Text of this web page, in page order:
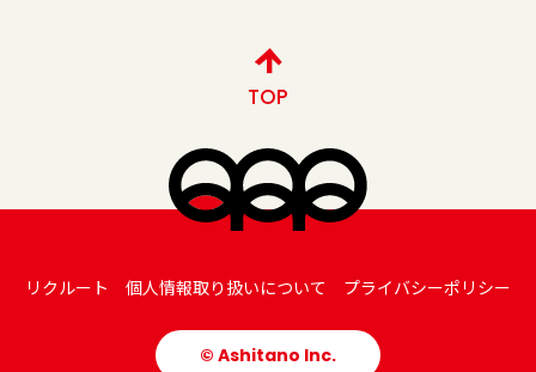
TOP
リクルート 個人情報取り扱いについて プライバシーポリシー
© Ashitano Inc.